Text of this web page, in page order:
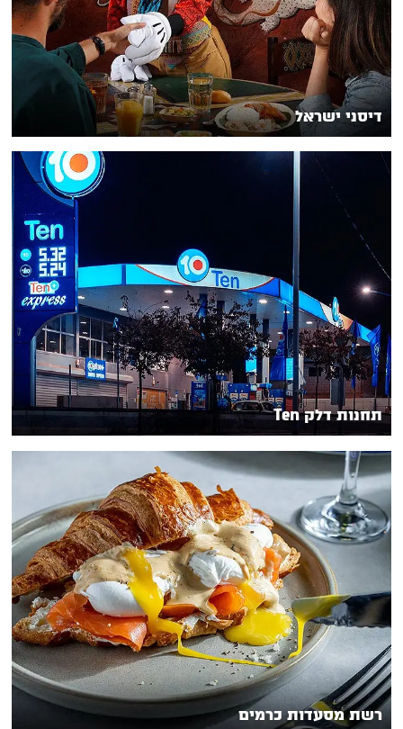
דיסני ישראל
תחנות דלק Ten
רשת מסעדות כרמים